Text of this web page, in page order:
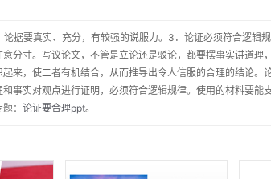
论据要真实、充分，有较强的说服力。3．论证必须符合逻辑
分寸。写议论文，不管是立论还是驳论，都要摆事实讲道理
来，使二者有机结合，从而推导出令人信服的合理的结论。
事实对观点进行证明，必须符合逻辑规律。使用的材料要能
： 论证要合理ppt。